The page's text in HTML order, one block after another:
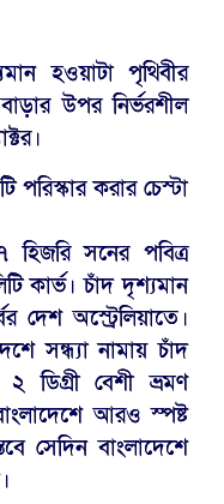
হওয়াটা পৃথিবীর
উপর নির্ভরশীল
পরিস্কার করার চেস্টা
হিজরি সনের পবিত্র
কার্ভ। চাঁদ দৃশ্যমান
দেশ অস্ট্রেলিয়াতে।
সন্ধ্যা নামায় চাঁদ
২ ডিগ্রী বেশী ভ্রমণ
আরও স্পষ্ট
সেদিন বাংলাদেশে